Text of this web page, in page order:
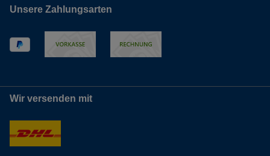
Unsere Zahlungsarten
Wir versenden mit